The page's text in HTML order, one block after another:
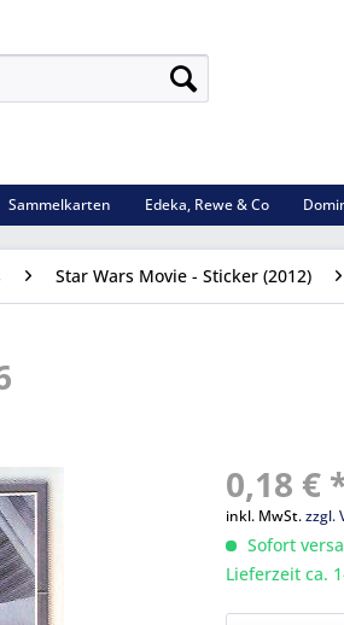
Sammelkarten Edeka, Rewe & Co
Star Wars Movie - Sticker (2012)
0,18 €
inkl. MwSt.zzgl.
Sofort
Lieferzeit ca.